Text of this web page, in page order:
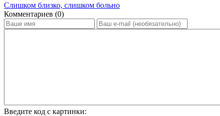
Слишком близко, слишком больно
Ком­мен­та­ри­ев (0)
Введите код с картинки: